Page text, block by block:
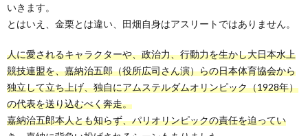
いきます。
とはいえ、金栗とは違い、田畑自身はアスリートではありません。
人に愛されるキャラクターや、政治力、行動力を生かし大日本水上
競技連盟を、嘉納治五郎（役所広司さん演）らの日本体育協会から
独立して立ち上げ、独自にアムステルダムオリンピック（1928年）
の代表を送り込むべく奔走。
嘉納治五郎本人とも知らず、パリオリンピックの責任を迫ってい